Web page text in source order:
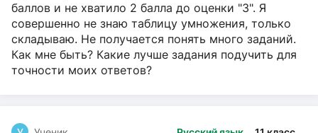
баллов и не хватило 2 балла до оценки "3". Я
совершенно не знаю таблицу умножения, только
складываю. Не получается понять много заданий.
Как мне быть? Какие лучше задания подучить для
точности моих ответов?